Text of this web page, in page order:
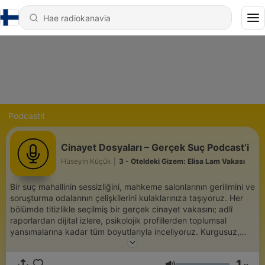
Podcastit
Cinayet Dosyaları – Gerçek Suç Podcast’i
Hüseyin Küçük 3 - Oteldeki Gizem: Elisa Lam Vakası
Bir suç mahallinin sessizliğini, mahkeme salonlarının gerilimini ve
soruşturma odalarının çelişkilerini kulaklarınıza taşıyoruz. Her
bölümde titizlikle seçilmiş bir gerçek cinayet vakasını; adlî
raporlardan dijital izlere, psikolojik profillerden toplumsal
yansımalarına kadar tüm boyutlarıyla inceliyoruz. Kurgusuz,
belgesel tadında anlatımla, kanıtların ışığında gerçeğe adım